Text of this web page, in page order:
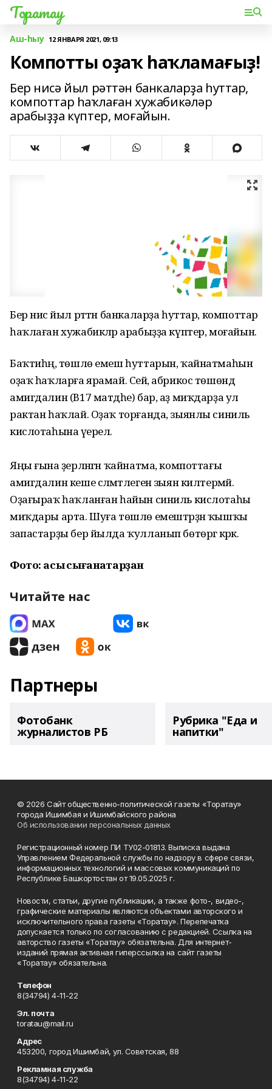
Торатау
Аш-һыу 12 ЯНВАРЯ 2021, 09:13
Компотты оҙаҡ һаҡламағыҙ!
Бер нисә йыл рәттән банкаларҙа һуттар,
компоттар һаҡлаған хужабикәләр
арабыҙҙа күптер, моғайын.
Бер нисә йыл рәттән банкаларҙа һуттар, компоттар
һаҡлаған хужабикәләр арабыҙҙа күптер, моғайын.
Баҡтиһәң, төшлө емеш һуттарын, ҡайнатмаһын
оҙаҡ һаҡларға ярамай. Сейә, абрикос төшөндә
амигдалин (В17 матдәһе) бар, аҙ миҡдарҙа ул
рактан һаҡлай. Оҙаҡ торғанда, зыянлы синиль
кислотаһына әүерелә.
Яңы ғына әҙерләнгән ҡайнатма, компоттағы
амигдалин кеше сәләмәтлегенә зыян килтермәй.
Оҙағыраҡ һаҡланған һайын синиль кислотаһы
миҡдары арта. Шуға төшлө емештәрҙән ҡышҡы
запастарҙы бер йылда ҡулланып бөтөргә кәрәк.
Фото: асыҡ сығанаҡтарҙан
Читайте нас
Партнеры
Фотобанк
журналистов РБ
Рубрика "Еда и
напитки"
© 2026 Сайт общественно-политической газеты «Торатау»
города Ишимбая и Ишимбайского района
Об использовании персональных данных
Регистрационный номер ПИ ТУ02-01813. Выписка выдана
Управлением Федеральной службы по надзору в сфере связи,
информационных технологий и массовых коммуникаций по
Республике Башкортостан от 19.05.2025 г.
Новости, статьи, другие публикации, а также фото-, видео-,
графические материалы являются объектами авторского и
исключительного права газеты «Торатау». Перепечатка
допускается только по согласованию с редакцией. Ссылка на
авторство газеты «Торатау» обязательна. Для интернет-
изданий прямая активная гиперссылка на сайт газеты
«Торатау» обязательна.
Телефон
8(34794) 4-11-22
Эл. почта
toratau@mail.ru
Адрес
453200, город Ишимбай, ул. Советская, 88
Рекламная служба
8(34794) 4-11-22